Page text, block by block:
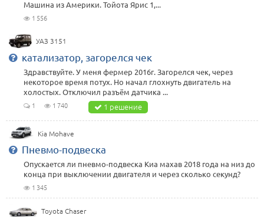
Машина из Америки. Тойота Ярис 1,...
1 556
УАЗ 3151
катализатор, загорелся чек
Здравствуйте. У меня фермер 2016г. Загорелся чек, через
некоторое время потух. Но начал глохнуть двигатель на
холостых. Отключил разъём датчика ...
1 1 740 1 решение
Kia Mohave
Пневмо-подвеска
Опускается ли пневмо-подвеска Киа махав 2018 года на низ до
конца при выключении двигателя и через сколько секунд?
1 345
Toyota Chaser